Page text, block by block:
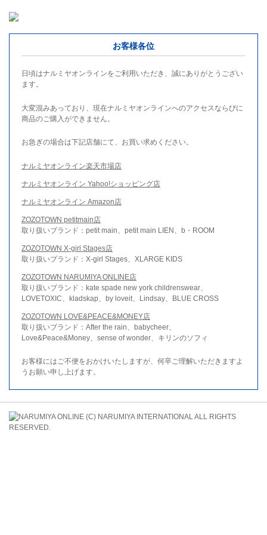
お客様各位
日頃はナルミヤオンラインをご利用いただき、誠にありがとうござい
ます。
大変混みあっており、現在ナルミヤオンラインへのアクセスならびに
商品のご購入ができません。
お急ぎの場合は下記店舗にて、お買い求めください。
ナルミヤオンライン楽天市場店
ナルミヤオンライン Yahoo!ショッピング店
ナルミヤオンライン Amazon店
ZOZOTOWN petitmain店
取り扱いブランド：petit main、petit main LIEN、b・ROOM
ZOZOTOWN X-girl Stages店
取り扱いブランド：X-girl Stages、XLARGE KIDS
ZOZOTOWN NARUMIYA ONLINE店
取り扱いブランド：kate spade new york childrenswear、
LOVETOXIC、kladskap、by loveit、Lindsay、BLUE CROSS
ZOZOTOWN LOVE&PEACE&MONEY店
取り扱いブランド：After the rain、babycheer、
Love&Peace&Money、sense of wonder、キリンのソフィ
お客様にはご不便をおかけいたしますが、何卒ご理解いただきますよ
うお願い申し上げます。